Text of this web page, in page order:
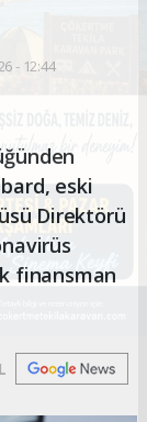
- 12:44
eski
Direktörü
finansman